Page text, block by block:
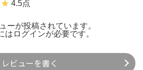
4.5点
ーが投稿されています。
は ログインが必要です。
レビューを書く